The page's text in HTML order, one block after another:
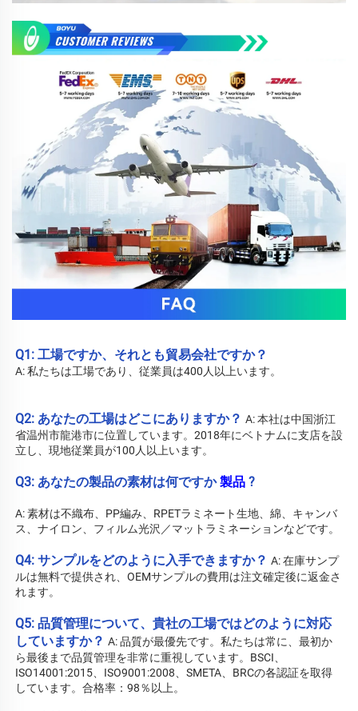
Q1: 工場ですか、それとも貿易会社ですか？
A: 私たちは工場であり、従業員は400人以上います。
Q2: あなたの工場はどこにありますか？ A: 本社は中国浙江
省温州市龍港市に位置しています。2018年にベトナムに支店を設
立し、現地従業員が100人以上います。
Q3: あなたの製品の素材は何ですか 製品 ?
A: 素材は不織布、PP編み、RPETラミネート生地、綿、キャンバ
ス、ナイロン、フィルム光沢／マットラミネーションなどです。
Q4: サンプルをどのように入手できますか？ A: 在庫サンプ
ルは無料で提供され、OEMサンプルの費用は注文確定後に返金さ
れます。
Q5: 品質管理について、貴社の工場ではどのように対応
していますか？ A: 品質が最優先です。私たちは常に、最初か
ら最後まで品質管理を非常に重視しています。BSCI、
ISO14001:2015、ISO9001:2008、SMETA、BRCの各認証を取得
しています。合格率：98％以上。